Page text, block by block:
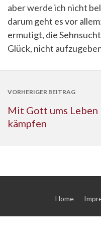
aber werde ich nicht
darum geht es vor
ermutigt, die
Glück, nicht
VORHERIGER BEITRAG
Mit Gott ums Leben
kämpfen
Home